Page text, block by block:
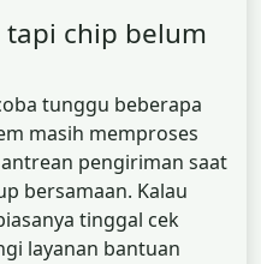
tapi chip belum
tunggu beberapa
masih memproses
pengiriman saat
bersamaan. Kalau
tinggal cek
layanan bantuan